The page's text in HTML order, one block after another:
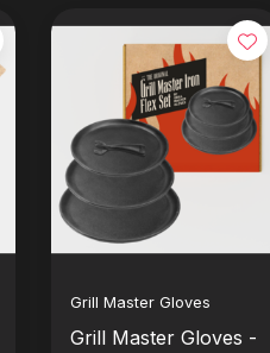
Grill Master Gloves
Grill Master Gloves -